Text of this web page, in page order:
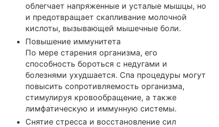
облегчает напряженные и усталые мышцы, но
и предотвращает скапливание молочной
кислоты, вызывающей мышечные боли.
Повышение иммунитета
По мере старения организма, его
способность бороться с недугами и
болезнями ухудшается. Спа процедуры могут
повысить сопротивляемость организма,
стимулируя кровообращение, а также
лимфатическую и иммунную системы.
Снятие стресса и восстановление сил